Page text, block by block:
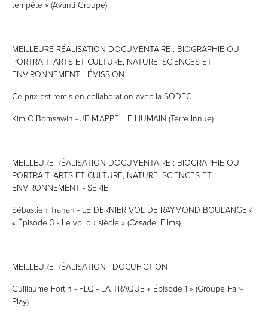
tempête » (Avanti Groupe)
MEILLEURE RÉALISATION DOCUMENTAIRE : BIOGRAPHIE OU
PORTRAIT, ARTS ET CULTURE, NATURE, SCIENCES ET
ENVIRONNEMENT - ÉMISSION
Ce prix est remis en collaboration avec la SODEC
Kim O'Bomsawin - JE M'APPELLE HUMAIN (Terre Innue)
MEILLEURE RÉALISATION DOCUMENTAIRE : BIOGRAPHIE OU
PORTRAIT, ARTS ET CULTURE, NATURE, SCIENCES ET
ENVIRONNEMENT - SÉRIE
Sébastien Trahan - LE DERNIER VOL DE RAYMOND BOULANGER
« Épisode 3 - Le vol du siècle » (Casadel Films)
MEILLEURE RÉALISATION : DOCUFICTION
Guillaume Fortin - FLQ - LA TRAQUE « Épisode 1 » (Groupe Fair-
Play)